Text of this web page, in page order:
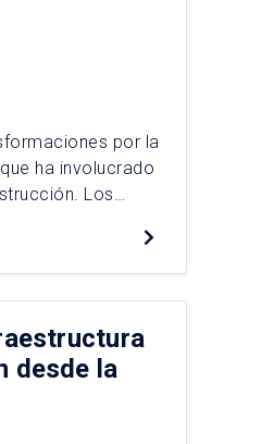
por la
ha involucrado
Los
desde la